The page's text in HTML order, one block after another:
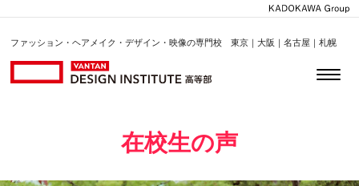
ファッション・ヘアメイク・デザイン・映像の専門校 東京｜大阪｜名古屋｜札幌
在校生の声